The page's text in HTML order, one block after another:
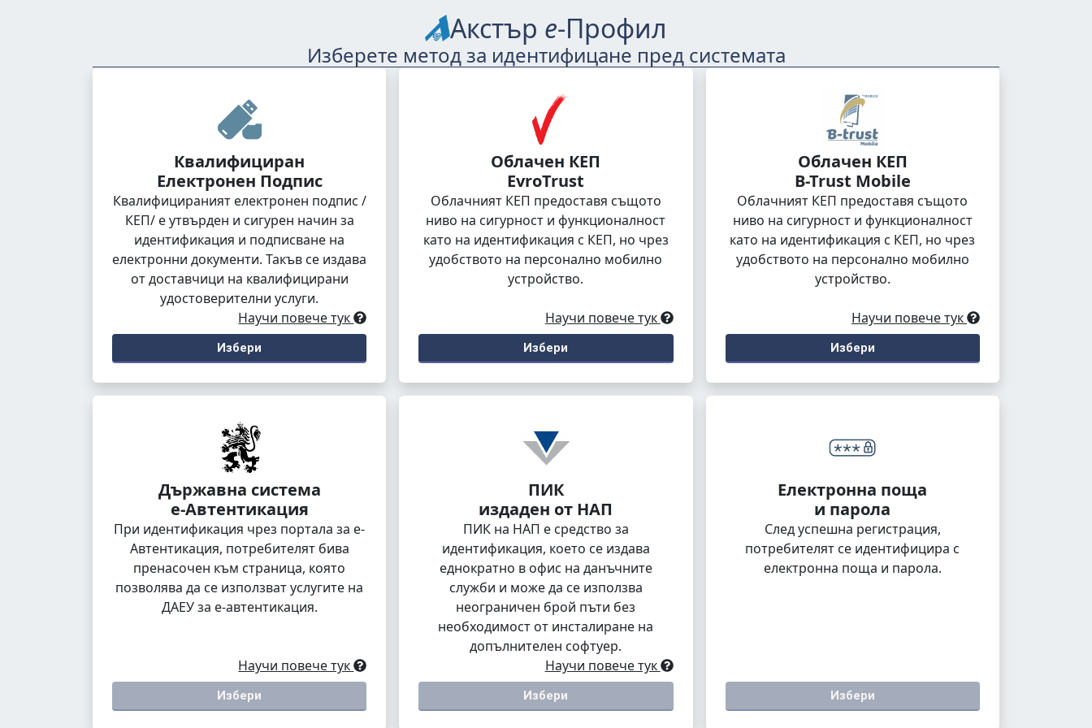
Акстър е-Профил
Изберете метод за идентифицане пред системата
Квалифициран
Електронен Подпис
Квалифицираният електронен подпис /
КЕП/ е утвърден и сигурен начин за
идентификация и подписване на
електронни документи. Такъв се издава
от доставчици на квалифицирани
удостоверителни услуги.
Научи повече тук
Избери
Облачен КЕП
EvroTrust
Облачният КЕП предоставя същото
ниво на сигурност и функционалност
като на идентификация с КЕП, но чрез
удобството на персонално мобилно
устройство.
Научи повече тук
Избери
Облачен КЕП
B-Trust Mobile
Облачният КЕП предоставя същото
ниво на сигурност и функционалност
като на идентификация с КЕП, но чрез
удобството на персонално мобилно
устройство.
Научи повече тук
Избери
Държавна система
е-Автентикация
При идентификация чрез портала за е-
Автентикация, потребителят бива
пренасочен към страница, която
позволява да се използват услугите на
ДАЕУ за е-автентикация.
Научи повече тук
Избери
ПИК
издаден от НАП
ПИК на НАП е средство за
идентификация, което се издава
еднократно в офис на данъчните
служби и може да се използва
неограничен брой пъти без
необходимост от инсталиране на
допълнителен софтуер.
Научи повече тук
Избери
Електронна поща
и парола
След успешна регистрация,
потребителят се идентифицира с
електронна поща и парола.
Избери